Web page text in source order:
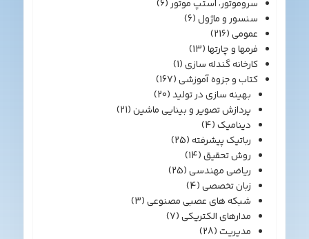
سروموتور، استپ موتور(6)
سنسور و ماژول(6)
عمومی(216)
فرمها و چارتها(13)
کارخانه گندله سازی(1)
کتاب و جزوه آموزشی(167)
بهینه سازی در تولید(20)
پردازش تصویر و بینایی ماشین(21)
دینامیک(4)
رباتیک پیشرفته(25)
روش تحقیق(14)
ریاضی مهندسی(25)
زبان تخصصی(4)
شبکه های عصبی مصنوعی(3)
مدارهای الکتریکی(7)
مدیریت(28)